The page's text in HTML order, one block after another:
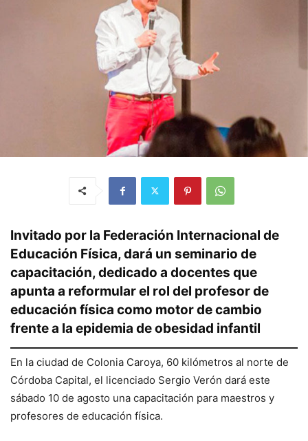
Invitado por la Federación Internacional de
Educación Física, dará un seminario de
capacitación, dedicado a docentes que
apunta a reformular el rol del profesor de
educación física como motor de cambio
frente a la epidemia de obesidad infantil
En la ciudad de Colonia Caroya, 60 kilómetros al norte de
Córdoba Capital, el licenciado Sergio Verón dará este
sábado 10 de agosto una capacitación para maestros y
profesores de educación física.